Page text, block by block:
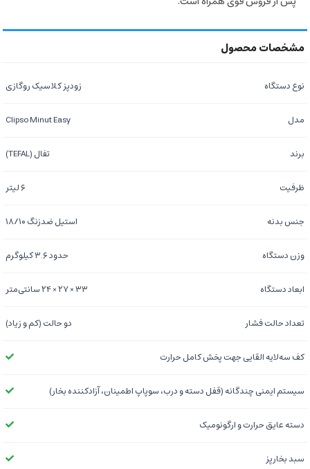
نوع دستگاه زودپز کلاسیک روگازی
مدل Clipso Minut Easy
برند تفال (TEFAL)
ظرفیت ۶ لیتر
جنس بدنه استیل ضدزنگ ۱۸/۱۰
وزن دستگاه حدود ۳.۶ کیلوگرم
ابعاد دستگاه ۳۳ × ۲۷ × ۲۴ سانتی‌متر
تعداد حالت فشار دو حالت (کم و زیاد)
کف سه‌لایه القایی جهت پخش کامل حرارت
سیستم ایمنی چندگانه (قفل دسته و درب، سوپاپ اطمینان، آزادکننده بخار)
دسته عایق حرارت و ارگونومیک
سبد بخارپز